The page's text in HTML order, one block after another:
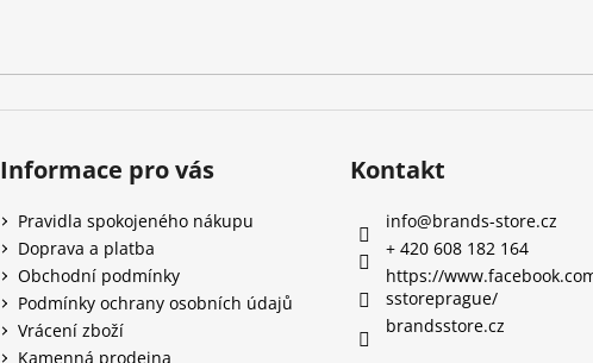
Informace pro vás
Pravidla spokojeného nákupu
Doprava a platba
Obchodní podmínky
Podmínky ochrany osobních údajů
Vrácení zboží
Kamenná prodejna
Kontakt
info@brands-store.cz
+ 420 608 182 164
https://
sstoreprague/
brandsstore.cz